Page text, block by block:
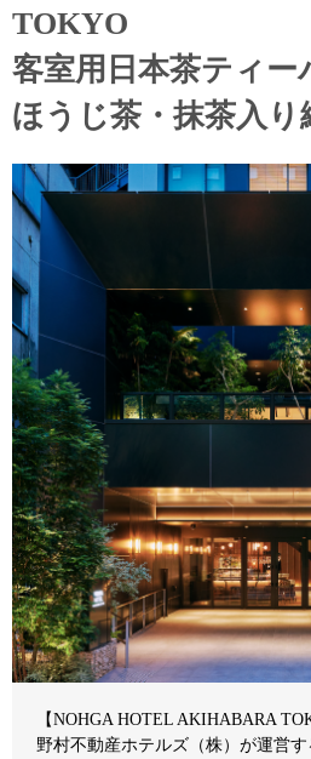
TOKYO
客室用日本茶ティー
ほうじ茶・抹茶入り
【NOHGA HOTEL AKIHABARA
野村不動産ホテルズ（株）が運営す